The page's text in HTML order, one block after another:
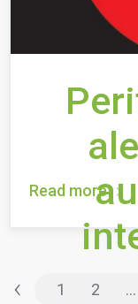
Read more
‹ 1 2 ...